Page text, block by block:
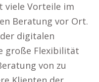
viele Vorteile im
Beratung vor Ort.
digitalen
große Flexibilität
von zu